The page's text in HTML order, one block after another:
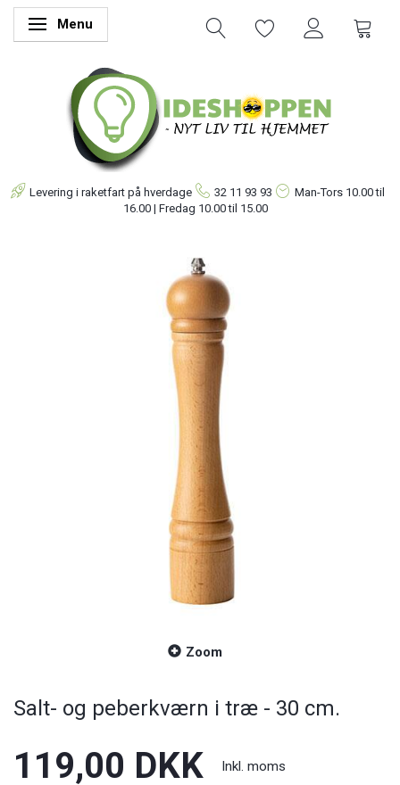
Skifte navigation
Menu
Levering i raketfart på hverdage 32 11 93 93 Man-Tors 10.00 til
16.00 | Fredag 10.00 til 15.00
Zoom
Salt- og peberkværn i træ - 30 cm.
119,00 DKK Inkl. moms